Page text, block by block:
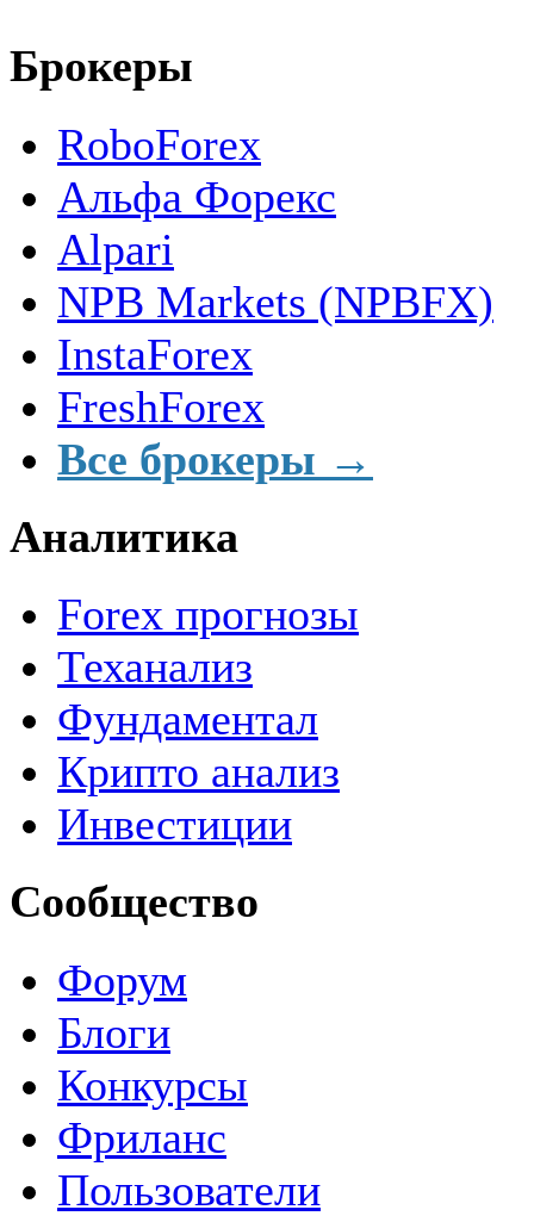
Брокеры
RoboForex
Альфа Форекс
Alpari
NPB Markets (NPBFX)
InstaForex
FreshForex
Все брокеры →
Аналитика
Forex прогнозы
Теханализ
Фундаментал
Крипто анализ
Инвестиции
Сообщество
Форум
Блоги
Конкурсы
Фриланс
Пользователи